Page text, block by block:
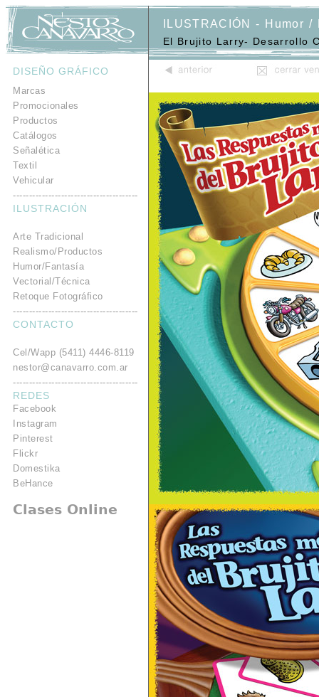
DISEÑO GRÁFICO
Marcas
Promocionales
Productos
Catálogos
Señalética
Textil
Vehicular
---------------------------------------
ILUSTRACIÓN
Arte Tradicional
Realismo/Productos
Humor/Fantasía
Vectorial/Técnica
Retoque Fotográfico
---------------------------------------
CONTACTO
Cel/Wapp (5411) 4446-8119
nestor@canavarro.com.ar
---------------------------------------
REDES
Facebook
Instagram
Pinterest
Flickr
Domestika
BeHance
Clases Online
ILUSTRACIÓN - Humor /
El Brujito Larry- Desarrollo